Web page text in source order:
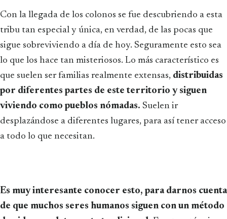
Con la llegada de los colonos se fue descubriendo a esta
tribu tan especial y única, en verdad, de las pocas que
sigue sobreviviendo a día de hoy. Seguramente esto sea
lo que los hace tan misteriosos. Lo más característico es
que suelen ser familias realmente extensas, distribuidas
por diferentes partes de este territorio y siguen
viviendo como pueblos nómadas. Suelen ir
desplazándose a diferentes lugares, para así tener acceso
a todo lo que necesitan.
Es muy interesante conocer esto, para darnos cuenta
de que muchos seres humanos siguen con un método